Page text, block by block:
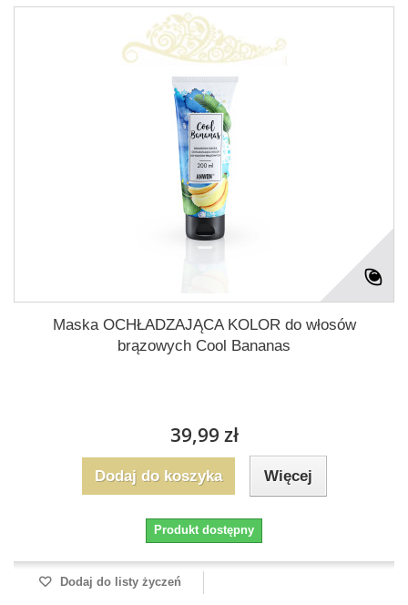
Maska OCHŁADZAJĄCA KOLOR do włosów
brązowych Cool Bananas
39,99 zł
Dodaj do koszyka Więcej
Produkt dostępny
Dodaj do listy życzeń